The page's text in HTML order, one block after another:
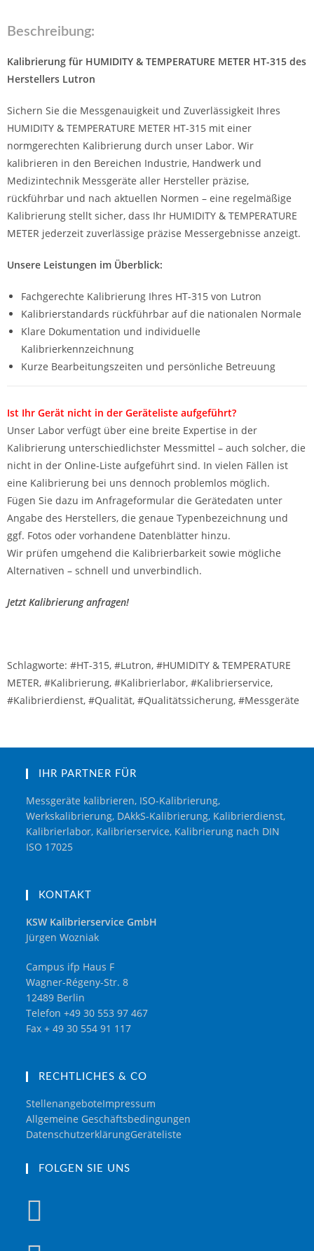
Beschreibung:
Kalibrierung für HUMIDITY & TEMPERATURE METER HT-315 des
Herstellers Lutron
Sichern Sie die Messgenauigkeit und Zuverlässigkeit Ihres
HUMIDITY & TEMPERATURE METER HT-315 mit einer
normgerechten Kalibrierung durch unser Labor. Wir
kalibrieren in den Bereichen Industrie, Handwerk und
Medizintechnik Messgeräte aller Hersteller präzise,
rückführbar und nach aktuellen Normen – eine regelmäßige
Kalibrierung stellt sicher, dass Ihr HUMIDITY & TEMPERATURE
METER jederzeit zuverlässige präzise Messergebnisse anzeigt.
Unsere Leistungen im Überblick:
Fachgerechte Kalibrierung Ihres HT-315 von Lutron
Kalibrierstandards rückführbar auf die nationalen Normale
Klare Dokumentation und individuelle
Kalibrierkennzeichnung
Kurze Bearbeitungszeiten und persönliche Betreuung
Ist Ihr Gerät nicht in der Geräteliste aufgeführt?
Unser Labor verfügt über eine breite Expertise in der
Kalibrierung unterschiedlichster Messmittel – auch solcher, die
nicht in der Online-Liste aufgeführt sind. In vielen Fällen ist
eine Kalibrierung bei uns dennoch problemlos möglich.
Fügen Sie dazu im Anfrageformular die Gerätedaten unter
Angabe des Herstellers, die genaue Typenbezeichnung und
ggf. Fotos oder vorhandene Datenblätter hinzu.
Wir prüfen umgehend die Kalibrierbarkeit sowie mögliche
Alternativen – schnell und unverbindlich.
Jetzt Kalibrierung anfragen!
Schlagworte: #HT-315, #Lutron, #HUMIDITY & TEMPERATURE
METER, #Kalibrierung, #Kalibrierlabor, #Kalibrierservice,
#Kalibrierdienst, #Qualität, #Qualitätssicherung, #Messgeräte
IHR PARTNER FÜR
Messgeräte kalibrieren, ISO-Kalibrierung,
Werkskalibrierung, DAkkS-Kalibrierung, Kalibrierdienst,
Kalibrierlabor, Kalibrierservice, Kalibrierung nach DIN
ISO 17025
KONTAKT
KSW Kalibrierservice GmbH
Jürgen Wozniak
Campus ifp Haus F
Wagner-Régeny-Str. 8
12489 Berlin
Telefon +49 30 553 97 467
Fax + 49 30 554 91 117
RECHTLICHES & CO
StellenangeboteImpressum
Allgemeine Geschäftsbedingungen
DatenschutzerklärungGeräteliste
FOLGEN SIE UNS